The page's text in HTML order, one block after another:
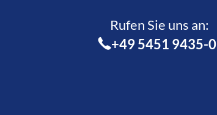
Rufen Sie uns an:­
+49 5451 9435-0